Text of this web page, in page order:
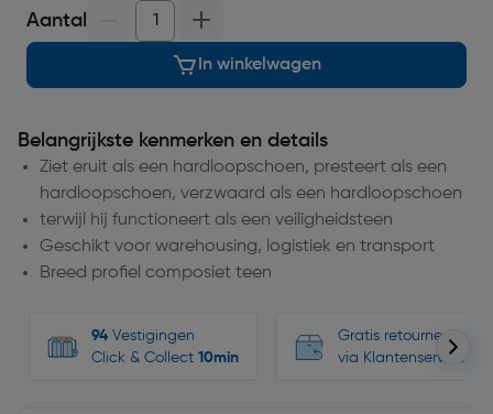
Aantal
In winkelwagen
Belangrijkste kenmerken en details
Ziet eruit als een hardloopschoen, presteert als een
hardloopschoen, verzwaard als een hardloopschoen
terwijl hij functioneert als een veiligheidsteen
Geschikt voor warehousing, logistiek en transport
Breed profiel composiet teen
94 Vestigingen
Click & Collect 10min
Gratis retourneren,
via Klantenservice